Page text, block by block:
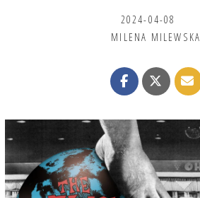
2024-04-08
MILENA MILEWSKA